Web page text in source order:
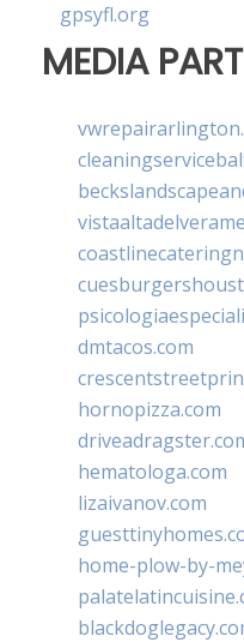
gpsyfl.org
MEDIA
dmtacos.com
hornopizza.com
hematologa.com
lizaivanov.com
home-plow-by-